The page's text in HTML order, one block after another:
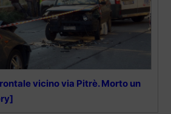
vicino via Pitrè. Morto un